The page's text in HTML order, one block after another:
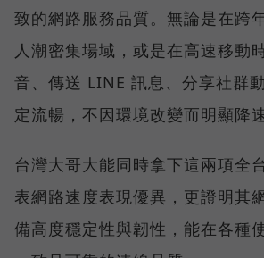
致的網路服務品質。無論是在跨
人潮密集場域，或是在高速移動
音、傳送 LINE 訊息、分享社群
定流暢，不因環境改變而明顯降速
台灣大哥大能同時拿下這兩項全
表網路速度表現優異，更證明其
備高度穩定性與韌性，能在各種